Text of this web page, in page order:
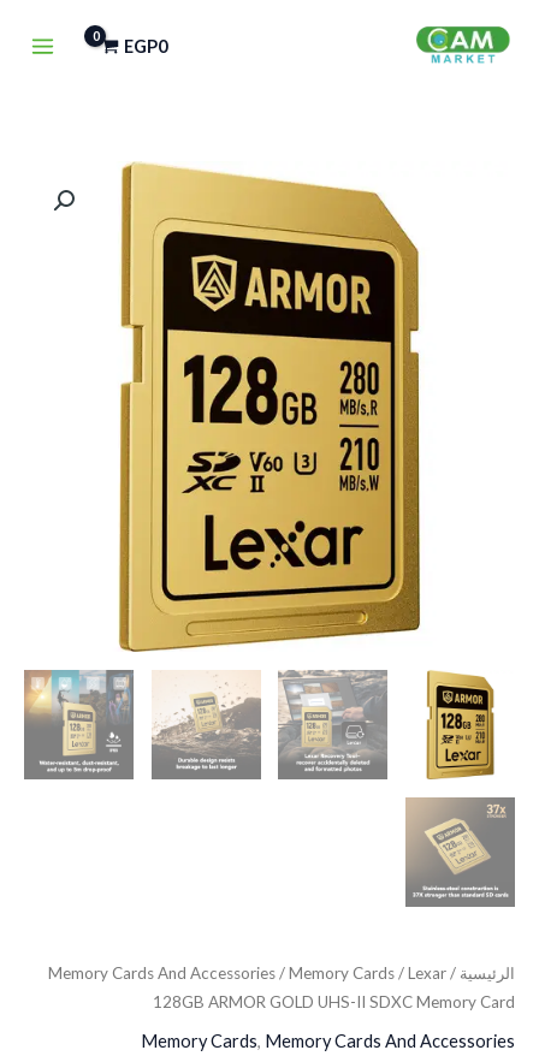
EGP0
الرئيسية /
Memory Cards And Accessories/Memory Cards/ Lexar
128GB ARMOR GOLD UHS-II SDXC Memory Card
Memory Cards, Memory Cards And Accessories